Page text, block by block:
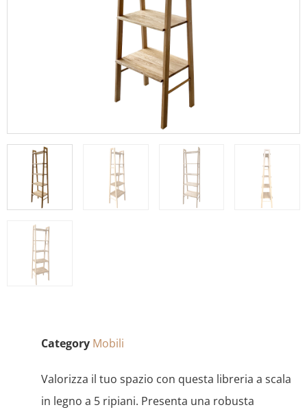
Category Mobili
Valorizza il tuo spazio con questa libreria a scala
in legno a 5 ripiani. Presenta una robusta